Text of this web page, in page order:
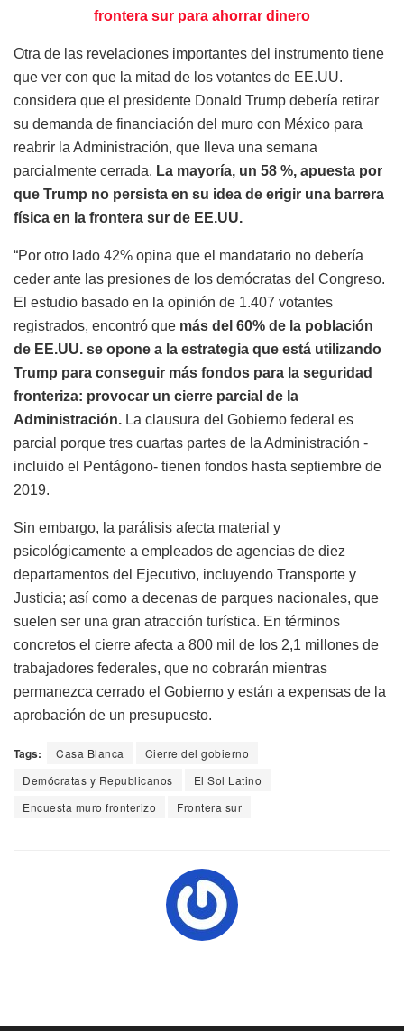
frontera sur para ahorrar dinero
Otra de las revelaciones importantes del instrumento tiene
que ver con que la mitad de los votantes de EE.UU.
considera que el presidente Donald Trump debería retirar
su demanda de financiación del muro con México para
reabrir la Administración, que lleva una semana
parcialmente cerrada. La mayoría, un 58 %, apuesta por
que Trump no persista en su idea de erigir una barrera
física en la frontera sur de EE.UU.
“Por otro lado 42% opina que el mandatario no debería
ceder ante las presiones de los demócratas del Congreso.
El estudio basado en la opinión de 1.407 votantes
registrados, encontró que más del 60% de la población
de EE.UU. se opone a la estrategia que está utilizando
Trump para conseguir más fondos para la seguridad
fronteriza: provocar un cierre parcial de la
Administración. La clausura del Gobierno federal es
parcial porque tres cuartas partes de la Administración -
incluido el Pentágono- tienen fondos hasta septiembre de
2019.
Sin embargo, la parálisis afecta material y
psicológicamente a empleados de agencias de diez
departamentos del Ejecutivo, incluyendo Transporte y
Justicia; así como a decenas de parques nacionales, que
suelen ser una gran atracción turística. En términos
concretos el cierre afecta a 800 mil de los 2,1 millones de
trabajadores federales, que no cobrarán mientras
permanezca cerrado el Gobierno y están a expensas de la
aprobación de un presupuesto.
Tags: Casa Blanca
Cierre del gobierno
Demócratas y Republicanos
El Sol Latino
Encuesta muro fronterizo
Frontera sur